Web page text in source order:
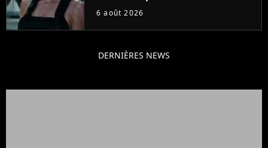
meilleurs des années 2010
6 août 2026
DERNIÈRES NEWS